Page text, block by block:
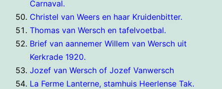
Carnaval.
Christel van Weers en haar Kruidenbitter.
Thomas van Wersch en tafelvoetbal.
Brief van aannemer Willem van Wersch uit
Kerkrade 1920.
Jozef van Wersch of Jozef Vanwersch
La Ferme Lanterne, stamhuis Heerlense Tak.